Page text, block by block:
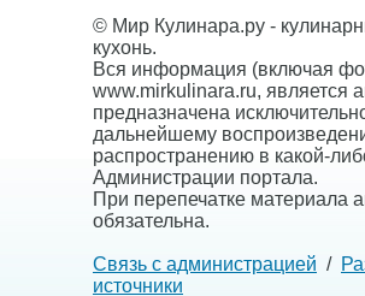
© Мир Кулинара.ру -
кухонь.
Вся информация (включая
www.mirkulinara.ru, является
предназначена
дальнейшему
распространению в какой-
Администрации портала.
При перепечатке материала
обязательна.
Связь с администрацией /
источники